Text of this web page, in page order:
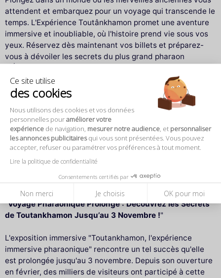
Ce site utilise
des cookies
Nous utilisons des cookies et vos données
personnelles pouraméliorer votre
expérience de navigation, mesurer notre audience , et personnaliser
les annonces publicitairesqui vous sont présentées. Vous pouvez
accepter, refuser ou paramétrer vos préférences à tout moment.
Lire la politique de confidentialité
Consentements certifiés par
Non merci Je choisis OK pour moi
attendent et embarquez pour un voyage qui transcende le
temps. L'Expérience Toutânkhamon promet une aventure
immersive et inoubliable, où l'histoire prend vie sous vos
yeux. Réservez dès maintenant vos billets et préparez-
vous à dévoiler les secrets du plus grand pharaon
Préparez votre visite
Prix des billets
Plein tarif : 32 €
Tarif réduit : 30 €
Tarif enfant : 28 €
Visite guidée : 45 €
"Voyage Pharaonique Prolongé : Découvrez les Secrets
de Toutankhamon Jusqu’au 3 Novembre !"
L'exposition immersive "Toutankhamon, l'expérience
immersive pharaonique" rencontre un tel succès qu'elle
est prolongée jusqu'au 3 novembre. Depuis son ouverture
en février, des milliers de visiteurs ont participé à cette